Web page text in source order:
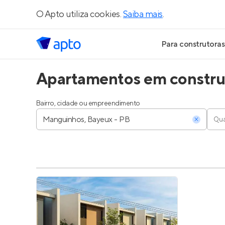
O Apto utiliza cookies.Saiba mais.
Para construtoras
Geração de
Geração de
Parcerias
Anunciar
Apartamentos em
Bairro, cidade ou empreendimento